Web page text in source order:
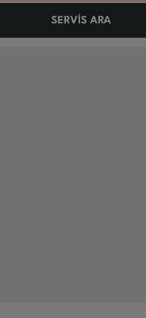
SERVİS ARA